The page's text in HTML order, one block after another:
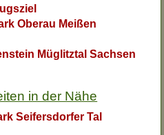
Oberau Meißen
Müglitztal Sachsen
in der Nähe
Seifersdorfer Tal